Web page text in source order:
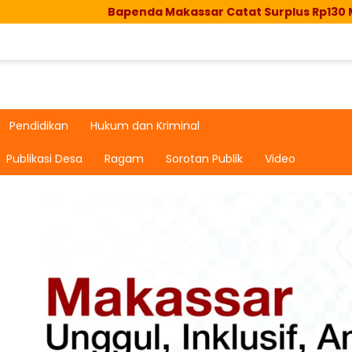
Bapenda Makassar Catat Surplus Rp130 Miliar,
Pendidikan Hukum dan Kriminal
Publikasi Desa Ragam Sorotan Publik Video